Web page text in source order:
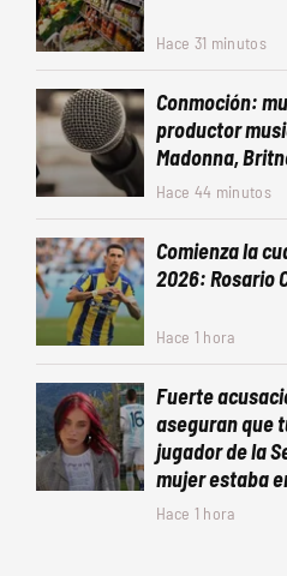
Hace 31 minutos
Conmoción:
productor
Madonna,
Hace 44 minutos
Comienza la
2026: Rosario
Hace 1 hora
Fuerte
aseguran que
jugador de la
mujer estaba
Hace 1 hora